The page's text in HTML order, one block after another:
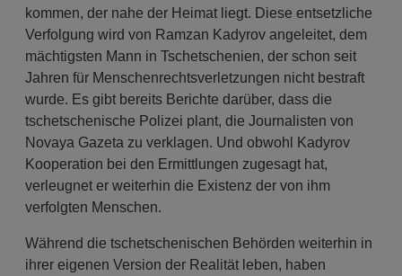
kommen, der nahe der Heimat liegt. Diese entsetzliche
Verfolgung wird von Ramzan Kadyrov angeleitet, dem
mächtigsten Mann in Tschetschenien, der schon seit
Jahren für Menschenrechtsverletzungen nicht bestraft
wurde. Es gibt bereits Berichte darüber, dass die
tschetschenische Polizei plant, die Journalisten von
Novaya Gazeta zu verklagen. Und obwohl Kadyrov
Kooperation bei den Ermittlungen zugesagt hat,
verleugnet er weiterhin die Existenz der von ihm
verfolgten Menschen.
Während die tschetschenischen Behörden weiterhin in
ihrer eigenen Version der Realität leben, haben